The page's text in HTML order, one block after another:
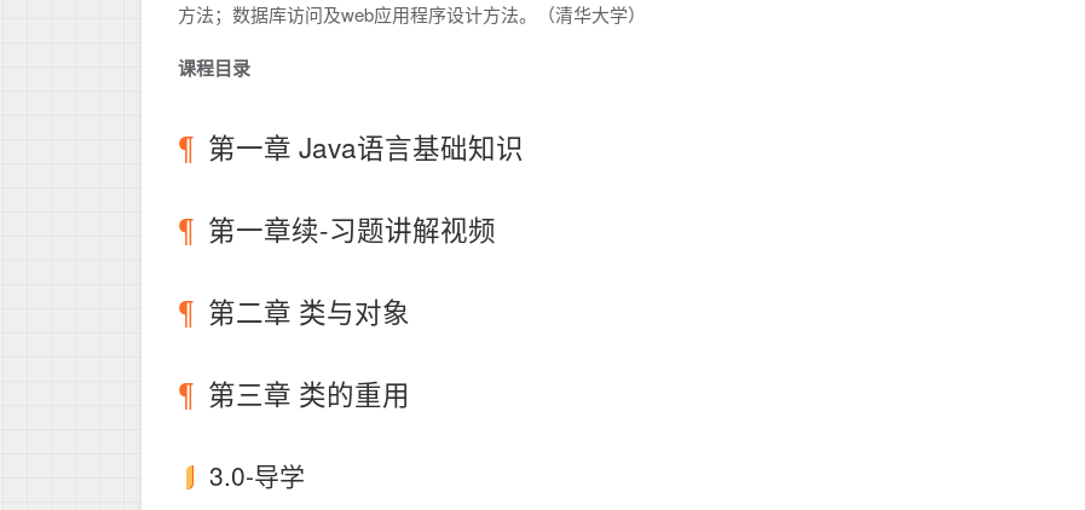
方法；数据库访问及web应用程序设计方法。（清华大学）
课程目录
第一章 Java语言基础知识
第一章续-习题讲解视频
第二章 类与对象
第三章 类的重用
3.0-导学